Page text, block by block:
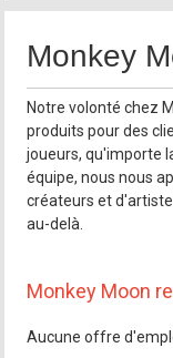
Monkey
Notre volonté chez
produits pour des
joueurs, qu'importe
équipe, nous nous
créateurs et
au-delà.
Monkey Moon
Aucune offre